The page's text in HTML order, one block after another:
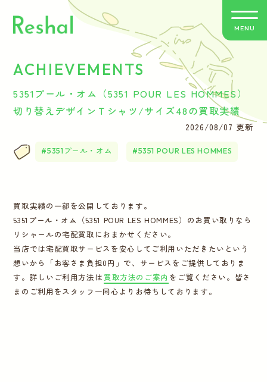
リシャールの特徴
買取方法のご案内
お客さまの声
バイヤー紹介
運営会社
MENU
ACHIEVEMENTS
5351プール・オム（5351 POUR LES HOMMES）
切り替えデザインＴシャツ/サイズ48の買取実績
2026/08/07 更新
5351プール・オム 5351 POUR LES HOMMES
買取実績の一部を公開しております。
5351プール・オム（5351 POUR LES HOMMES）のお買い取りなら
リシャールの宅配買取におまかせください。
当店では宅配買取サービスを安心してご利用いただきたいという
想いから「お客さま負担0円」で、サービスをご提供しておりま
す。詳しいご利用方法は 買取方法のご案内 をご覧ください。皆さ
まのご利用をスタッフ一同心よりお待ちしております。